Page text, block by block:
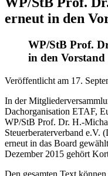
erneut in den
WP/StB Prof.
in den
Veröffentlicht am 17.
In der
Dachorganisation ETAF,
WP/StB Prof. Dr. H.-
Steuerberaterverband e.V.
erneut in das Board
Dezember 2015 gehört
Den gesamten Text